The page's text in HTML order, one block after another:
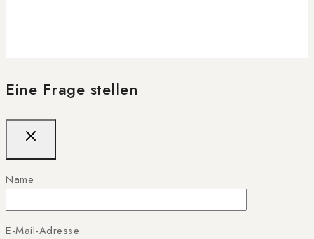
Eine Frage stellen
Name
E-Mail-Adresse